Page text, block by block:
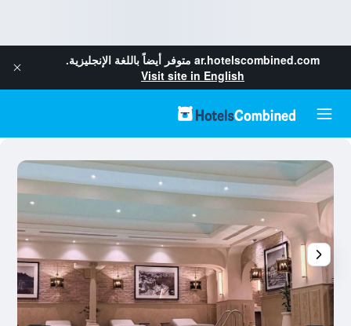
ar.hotelscombined.com متوفر أيضاً باللغة الإنجليزية.
Visit site in English